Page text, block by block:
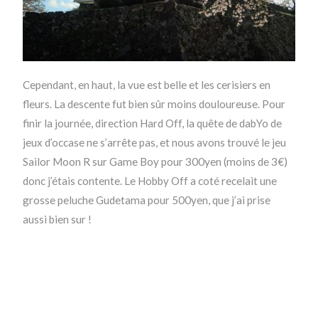
Cependant, en haut, la vue est belle et les cerisiers en
fleurs. La descente fut bien sûr moins douloureuse. Pour
finir la journée, direction Hard Off, la quête de dabYo de
jeux d’occase ne s’arrête pas, et nous avons trouvé le jeu
Sailor Moon R sur Game Boy pour 300yen (moins de 3€)
donc j’étais contente. Le Hobby Off a coté recelait une
grosse peluche Gudetama pour 500yen, que j’ai prise
aussi bien sur !